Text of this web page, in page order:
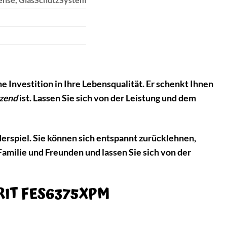
Investition in Ihre Lebensqualität. Er schenkt Ihnen
ist. Lassen Sie sich von der Leistung und dem
Sie können sich entspannt zurücklehnen,
und Freunden und lassen Sie sich von der
FES6375XPM